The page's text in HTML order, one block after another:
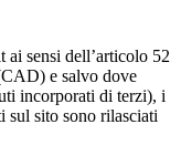
sensi dell’articolo 52
e salvo dove
incorporati di terzi), i
sul sito sono rilasciati